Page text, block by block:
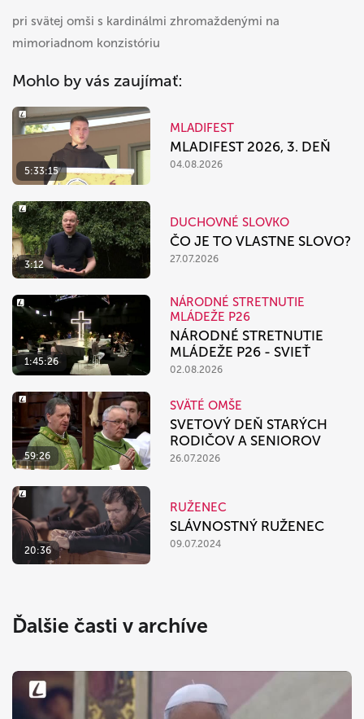
pri svätej omši s kardinálmi zhromaždenými na
mimoriadnom konzistóriu
Mohlo by vás zaujímať:
5:33:15
MLADIFEST
MLADIFEST 2026, 3. DEŇ
04.08.2026
3:12
DUCHOVNÉ SLOVKO
ČO JE TO VLASTNE SLOVO?
27.07.2026
1:45:26
NÁRODNÉ STRETNUTIE
MLÁDEŽE P26
NÁRODNÉ STRETNUTIE
MLÁDEŽE P26 - SVIEŤ
02.08.2026
59:26
SVÄTÉ OMŠE
SVETOVÝ DEŇ STARÝCH
RODIČOV A SENIOROV
26.07.2026
20:36
RUŽENEC
SLÁVNOSTNÝ RUŽENEC
09.07.2024
Ďalšie časti v archíve